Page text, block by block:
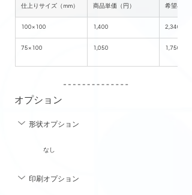
仕上りサイズ（mm） 商品単価（円） 希望小売
100×100 1,400 2,340
75×100 1,050 1,750
オプション
形状オプション
なし
印刷オプション